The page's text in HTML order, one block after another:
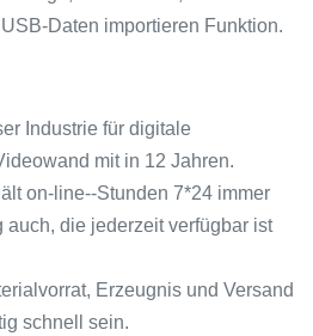
Daten importieren Funktion.
Industrie für digitale
mit in 12 Jahren.
on-line--Stunden 7*24 immer
die jederzeit verfügbar ist
Erzeugnis und Versand
schnell sein.